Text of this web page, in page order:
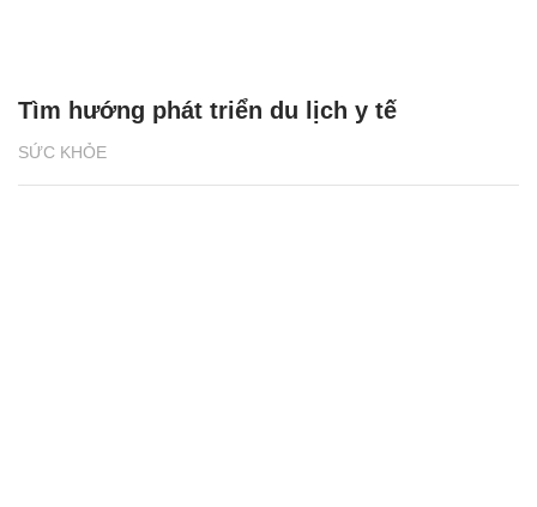
SỨC KHỎE
Tìm hướng phát triển du lịch y tế